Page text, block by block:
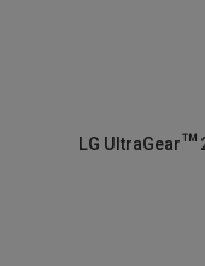
LG UltraGear™